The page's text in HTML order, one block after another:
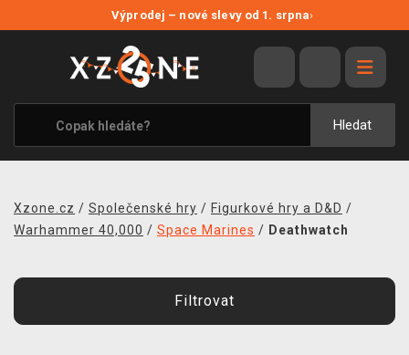
Výprodej – nové slevy od 1. srpna›
Hledat
VÝPRODEJ
VIDEOHRY
XZONE ORIGINALS
TÉMATIKY
MERCHANDISE
Xzone.cz / Společenské hry / Figurkové hry a D&D /
Warhammer 40,000 / Space Marines / Deathwatch
Filtrovat